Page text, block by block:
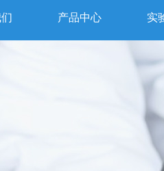
产品中心 实